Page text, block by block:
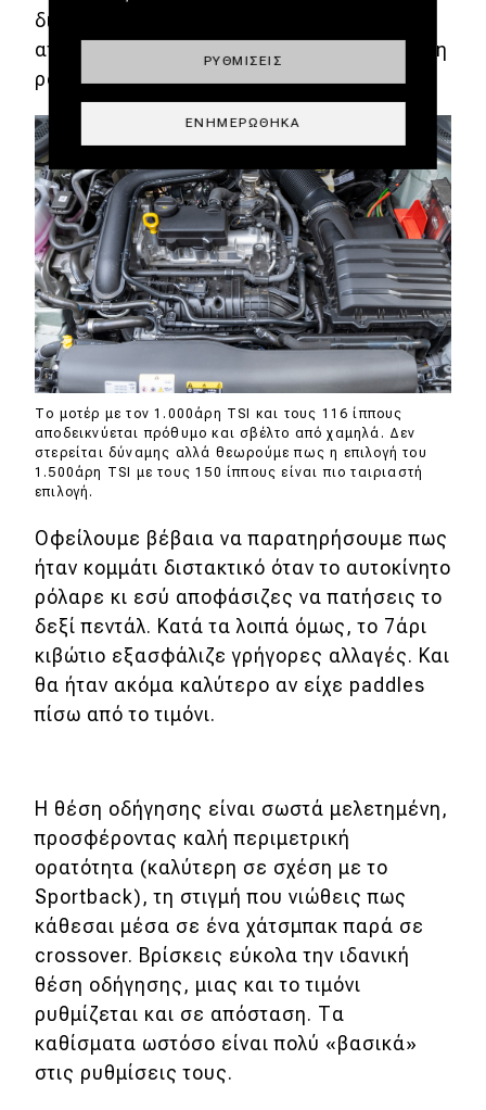
διαχειρίζεται γραμμικά και
αποτελεσματικά τόσο τη δύναμη όσο και τη
ροπή του κινητήρα.
Το μοτέρ με τον 1.000άρη TSI και τους 116 ίππους
αποδεικνύεται πρόθυμο και σβέλτο από χαμηλά. Δεν
στερείται δύναμης αλλά θεωρούμε πως η επιλογή του
1.500άρη TSI με τους 150 ίππους είναι πιο ταιριαστή
επιλογή.
Οφείλουμε βέβαια να παρατηρήσουμε πως
ήταν κομμάτι διστακτικό όταν το αυτοκίνητο
ρόλαρε κι εσύ αποφάσιζες να πατήσεις το
δεξί πεντάλ. Κατά τα λοιπά όμως, το 7άρι
κιβώτιο εξασφάλιζε γρήγορες αλλαγές. Και
θα ήταν ακόμα καλύτερο αν είχε paddles
πίσω από το τιμόνι.
Η θέση οδήγησης είναι σωστά μελετημένη,
προσφέροντας καλή περιμετρική
ορατότητα (καλύτερη σε σχέση με το
Sportback), τη στιγμή που νιώθεις πως
κάθεσαι μέσα σε ένα χάτσμπακ παρά σε
crossover. Βρίσκεις εύκολα την ιδανική
θέση οδήγησης, μιας και το τιμόνι
ρυθμίζεται και σε απόσταση. Τα
καθίσματα ωστόσο είναι πολύ «βασικά»
στις ρυθμίσεις τους.
ΡΥΘΜΊΣΕΙΣ
ΕΝΗΜΕΡΏΘΗΚΑ